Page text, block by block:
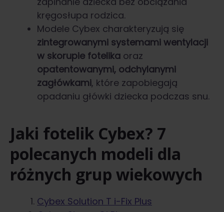
kręgosłupa rodzica.
Modele Cybex charakteryzują się
zintegrowanymi systemami wentylacji
w skorupie fotelika oraz
opatentowanymi, odchylanymi
zagłówkami, które zapobiegają
opadaniu główki dziecka podczas snu.
Jaki fotelik Cybex? 7
polecanych modeli dla
różnych grup wiekowych
Cybex Solution T i-Fix Plus